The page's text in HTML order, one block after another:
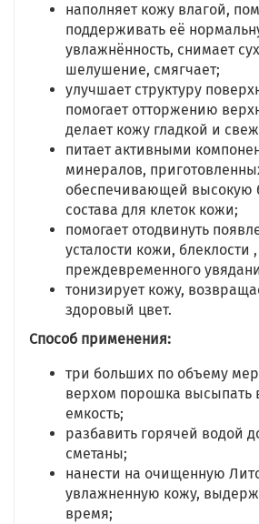
наполняет кожу влагой,
поддерживать её
увлажнённость, снимает
шелушение, смягчает;
улучшает структуру
помогает отторжению
делает кожу гладкой и
питает активными
минералов,
обеспечивающей высокую
состава для клеток кожи;
помогает отодвинуть
усталости кожи, блеклости ,
преждевременного
тонизирует кожу,
здоровый цвет.
Способ применения:
три больших по объему
верхом порошка высыпать
емкость;
разбавить горячей водой
сметаны;
нанести на очищенную
увлажненную кожу,
время;